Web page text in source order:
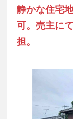
静かな住宅
可。売主に
担。